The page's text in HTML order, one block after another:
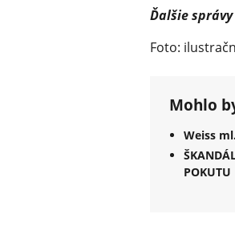
Ďalšie
Foto:
Mohlo
Weiss
POKUTU